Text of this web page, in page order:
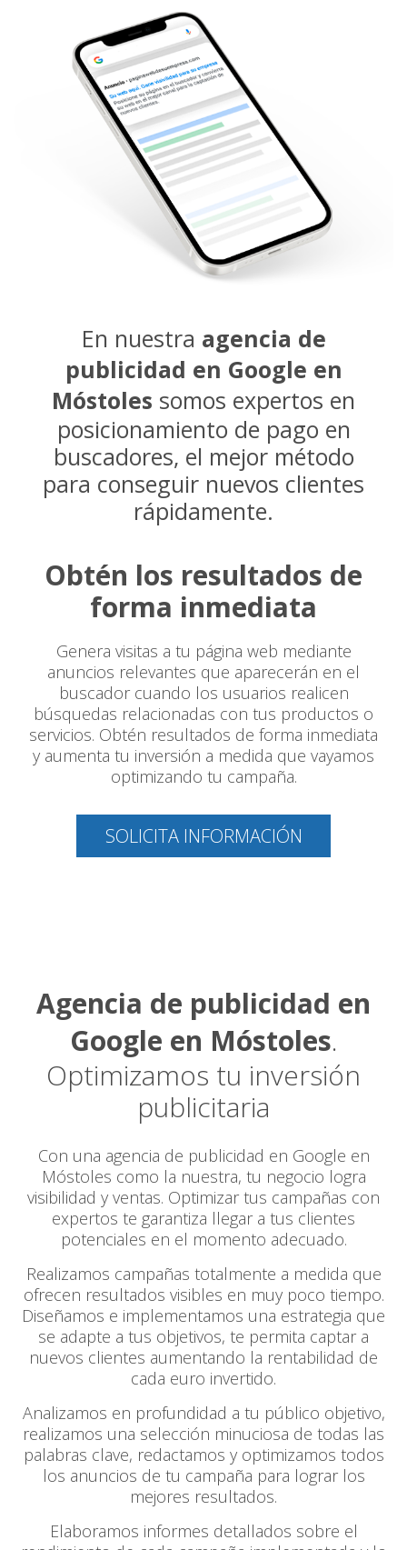
En nuestra agencia de
publicidad en Google en
Móstoles somos expertos en
posicionamiento de pago en
buscadores, el mejor método
para conseguir nuevos clientes
rápidamente.
Obtén los resultados de
forma inmediata
Genera visitas a tu página web mediante
anuncios relevantes que aparecerán en el
buscador cuando los usuarios realicen
búsquedas relacionadas con tus productos o
servicios. Obtén resultados de forma inmediata
y aumenta tu inversión a medida que vayamos
optimizando tu campaña.
SOLICITA INFORMACIÓN
Agencia de publicidad en
Google en Móstoles.
Optimizamos tu inversión
publicitaria
Con una agencia de publicidad en Google en
Móstoles como la nuestra, tu negocio logra
visibilidad y ventas. Optimizar tus campañas con
expertos te garantiza llegar a tus clientes
potenciales en el momento adecuado.
Realizamos campañas totalmente a medida que
ofrecen resultados visibles en muy poco tiempo.
Diseñamos e implementamos una estrategia que
se adapte a tus objetivos, te permita captar a
nuevos clientes aumentando la rentabilidad de
cada euro invertido.
Analizamos en profundidad a tu público objetivo,
realizamos una selección minuciosa de todas las
palabras clave, redactamos y optimizamos todos
los anuncios de tu campaña para lograr los
mejores resultados.
Elaboramos informes detallados sobre el